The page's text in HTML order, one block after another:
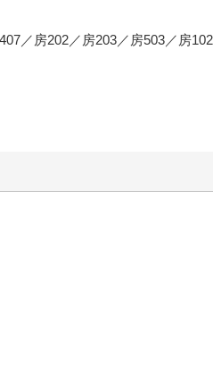
／房202／房203／房503／房